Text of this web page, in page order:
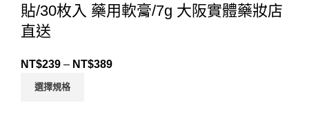
貼/30枚入 藥用軟膏/7g 大阪實體藥妝店
直送
NT$239 – NT$389
選擇規格